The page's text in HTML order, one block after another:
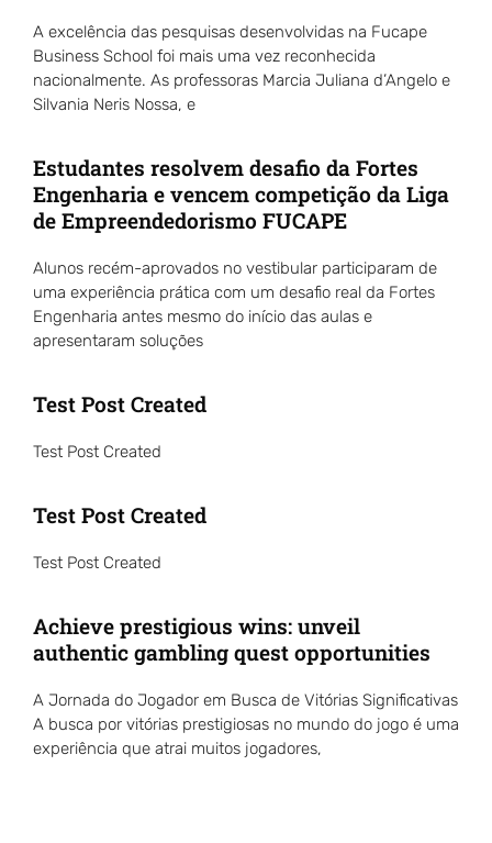
A excelência das pesquisas desenvolvidas na Fucape
Business School foi mais uma vez reconhecida
nacionalmente. As professoras Marcia Juliana d’Angelo e
Silvania Neris Nossa, e
Estudantes resolvem desafio da Fortes
Engenharia e vencem competição da Liga
de Empreendedorismo FUCAPE
Alunos recém-aprovados no vestibular participaram de
uma experiência prática com um desafio real da Fortes
Engenharia antes mesmo do início das aulas e
apresentaram soluções
Test Post Created
Test Post Created
Test Post Created
Test Post Created
Achieve prestigious wins: unveil
authentic gambling quest opportunities
A Jornada do Jogador em Busca de Vitórias Significativas
A busca por vitórias prestigiosas no mundo do jogo é uma
experiência que atrai muitos jogadores,